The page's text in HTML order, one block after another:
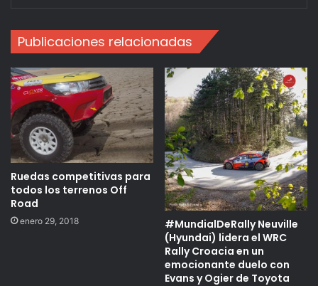
Publicaciones relacionadas
Ruedas competitivas para
todos los terrenos Off
Road
enero 29, 2018
#MundialDeRally Neuville
(Hyundai) lidera el WRC
Rally Croacia en un
emocionante duelo con
Evans y Ogier de Toyota